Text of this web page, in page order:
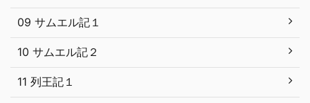
09 サムエル記１
10 サムエル記２
11 列王記１